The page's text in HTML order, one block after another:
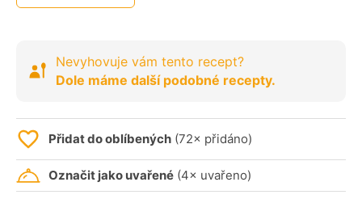
Nevyhovuje vám tento recept?
Dole máme další podobné recepty.
Přidat do oblíbených (72× přidáno)
Označit jako uvařené (4× uvařeno)